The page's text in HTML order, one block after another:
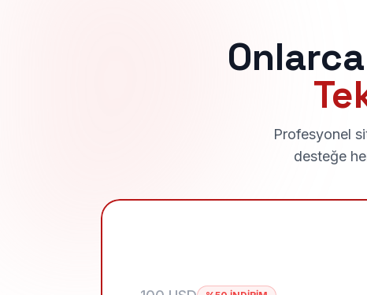
Profesyonel
desteğe